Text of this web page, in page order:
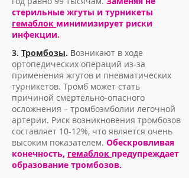
стерильные жгуты и турникеты
гемаблок минимизирует риски
инфекции.
3. Тромбозы. Возникают в ходе
ортопедических операций из-за
применения жгутов и пневматических
турникетов. Тромб может стать
причиной смертельно-опасного
осложнения – тромбоэмболии легочной
артерии. Риск возникновения тромбозов
составляет 10-12%, что является очень
высоким показателем. Обескровливая
конечность, гемаблок предупреждает
образование тромбозов.